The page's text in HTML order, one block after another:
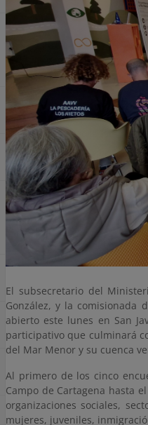
El subsecretario del
González, y la comisionada
abierto este lunes en San
participativo que culminará
del Mar Menor y su cuenca
Al primero de los cinco
Campo de Cartagena hasta
organizaciones sociales,
mujeres, juveniles,